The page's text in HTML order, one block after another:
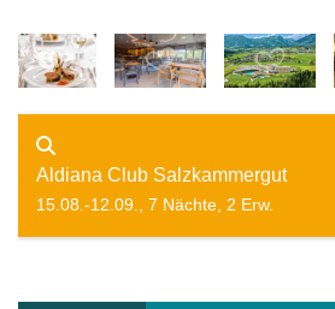
Aldiana Club Salzkammergut
15.08.-12.09., 7 Nächte, 2 Erw.